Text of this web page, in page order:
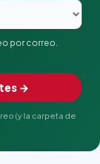
por correo.
→
(y la carpeta de